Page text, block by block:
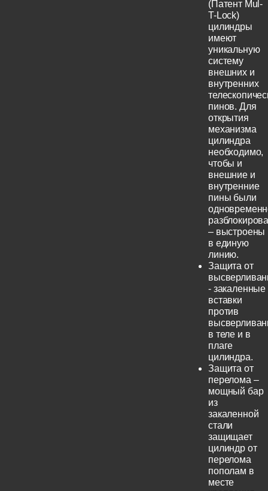
(Патент Mul-
T-Lock)
цилиндры
имеют
уникальную
систему
внешних и
внутренних
пинов. Для
открытия
механизма
цилиндра
необходимо,
чтобы и
внешние и
внутренние
пины были
– выстроены
в единую
линию.
Защита от
- закаленные
вставки
против
в теле и в
плаге
цилиндра.
Защита от
перелома –
мощный бар
из
закаленной
стали
защищает
цилиндр от
перелома
пополам в
месте